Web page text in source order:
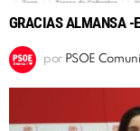
GRACIAS ALMANSA
por PSOE